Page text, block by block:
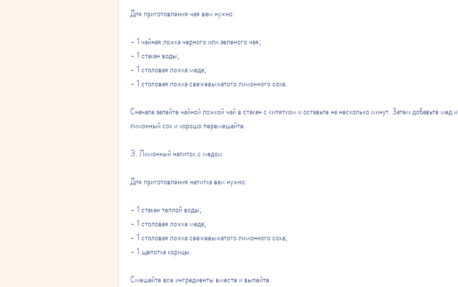
Для приготовления чая вам нужно:
- 1 чайная ложка черного или зеленого чая;
- 1 стакан воды;
- 1 столовая ложка меда;
- 1 столовая ложка свежевыжатого лимонного сока.
Сначала залейте чайной ложкой чай в стакан с кипятком и оставьте на несколько минут. Затем добавьте мед и
лимонный сок и хорошо перемешайте.
3. Лимонный напиток с медом
Для приготовления напитка вам нужно:
- 1 стакан теплой воды;
- 1 столовая ложка меда;
- 1 столовая ложка свежевыжатого лимонного сока;
- 1 щепотка корицы.
Смешайте все ингредиенты вместе и выпейте.